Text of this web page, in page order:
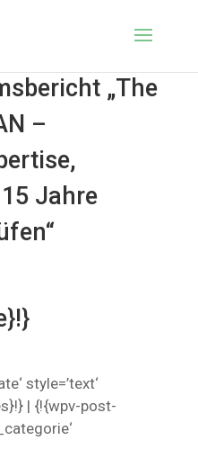
„The
–
Jahre
style=’text‘
| {!{wpv-post-